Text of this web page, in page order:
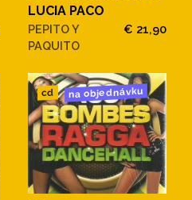
LUCIA PACO
PEPITO Y
PAQUITO
€ 21,90
cd na objednávku